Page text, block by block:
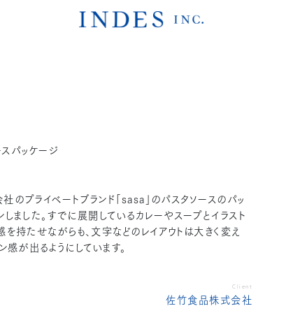
パッケージ
プライベートブランド「sasa」のパスタソースのパッ
ました。すでに展開しているカレーやスープとイラスト
持たせながらも、文字などのレイアウトは大きく変え
感が出るようにしています。
Client
佐竹食品株式会社